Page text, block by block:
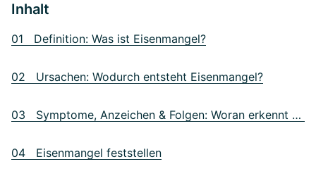
Inhalt
01 Definition: Was ist Eisenmangel?
02 Ursachen: Wodurch entsteht Eisenmangel?
03 Symptome, Anzeichen & Folgen: Woran erkennt man Eisenmangel?
04 Eisenmangel feststellen